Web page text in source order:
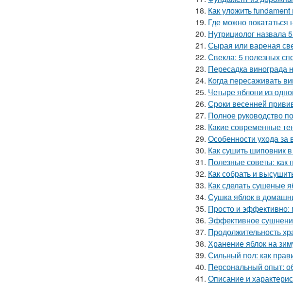
18. Как уложить
19. Где можно покататься
20. Нутрициолог назвала
21. Сырая или вареная
22. Свекла: 5 полезных
23. Пересадка винограда
24. Когда пересаживать
25. Четыре яблони из
26. Сроки весенней
27. Полное руководство
28. Какие современные
29. Особенности ухода за
30. Как сушить шиповник
31. Полезные советы: как
32. Как собрать и
33. Как сделать сушеные
34. Сушка яблок в
35. Просто и эффективно:
36. Эффективное
37. Продолжительность
38. Хранение яблок на
39. Сильный пол: как
40. Персональный опыт:
41. Описание и